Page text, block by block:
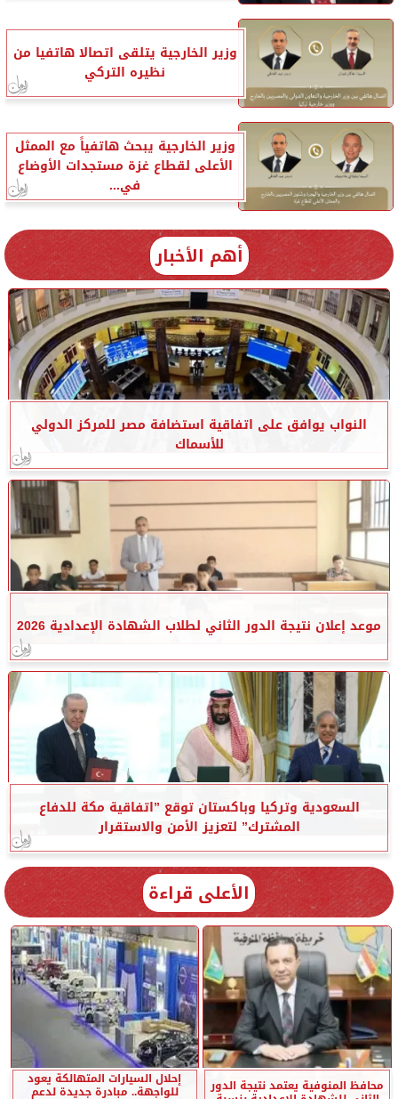
وزير الخارجية يتلقى اتصالا هاتفيا من
نظيره التركي
وزير الخارجية يبحث هاتفياً مع الممثل
الأعلى لقطاع غزة مستجدات الأوضاع
في...
أهم الأخبار
النواب يوافق على اتفاقية استضافة مصر للمركز الدولي
للأسماك
موعد إعلان نتيجة الدور الثاني لطلاب الشهادة الإعدادية 2026
السعودية وتركيا وباكستان توقع ”اتفاقية مكة للدفاع
المشترك” لتعزيز الأمن والاستقرار
الأعلى قراءة
محافظ المنوفية يعتمد نتيجة الدور إحلال السيارات المتهالكة يعود
للواجهة.. مبادرة جديدة لدعم